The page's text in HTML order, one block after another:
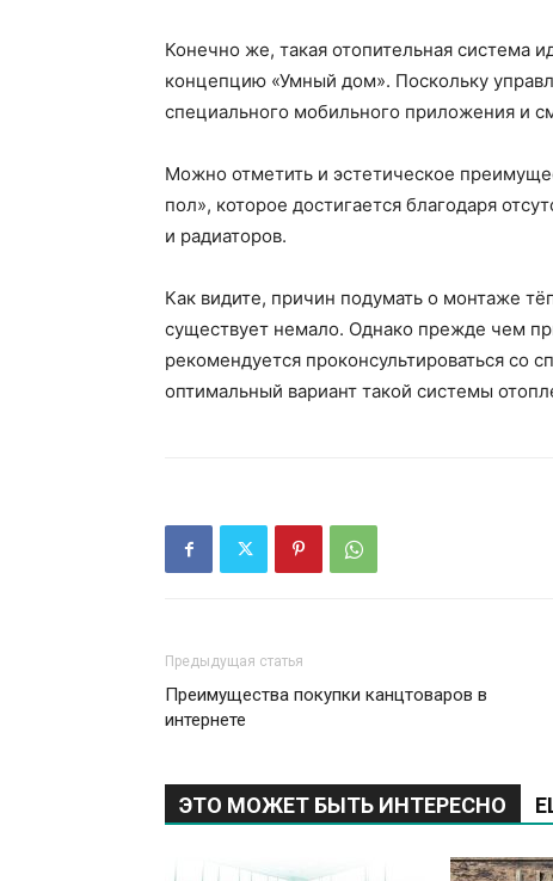
Конечно же, такая отопительная система
концепцию «Умный дом». Поскольку
специального мобильного приложения и
Можно отметить и эстетическое
пол», которое достигается благодаря
и радиаторов.
Как видите, причин подумать о монтаже
существует немало. Однако прежде чем
рекомендуется проконсультироваться со
оптимальный вариант такой системы
Предыдущая статья
Преимущества покупки канцтоваров в
интернете
ЭТО МОЖЕТ БЫТЬ ИНТЕРЕСНО